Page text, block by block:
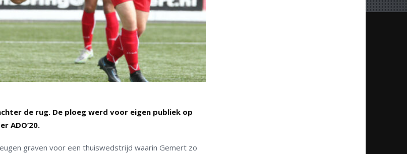
de rug. De ploeg werd voor eigen publiek op
ADO’20.
graven voor een thuiswedstrijd waarin Gemert zo